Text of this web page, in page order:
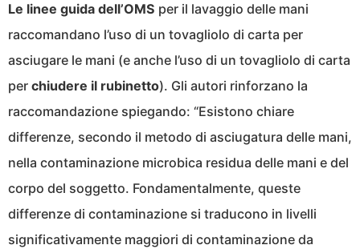
Le linee guida dell’OMS per il lavaggio delle mani
raccomandano l’uso di un tovagliolo di carta per
asciugare le mani (e anche l’uso di un tovagliolo di carta
per chiudere il rubinetto). Gli autori rinforzano la
raccomandazione spiegando: “Esistono chiare
differenze, secondo il metodo di asciugatura delle mani,
nella contaminazione microbica residua delle mani e del
corpo del soggetto. Fondamentalmente, queste
differenze di contaminazione si traducono in livelli
significativamente maggiori di contaminazione da